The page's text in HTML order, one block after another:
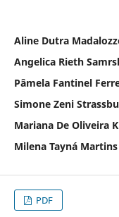
Aline Dutra
Angelica Rieth
Pâmela Fantinel
Simone Zeni
Mariana De Oliveira
Milena Tayná
PDF